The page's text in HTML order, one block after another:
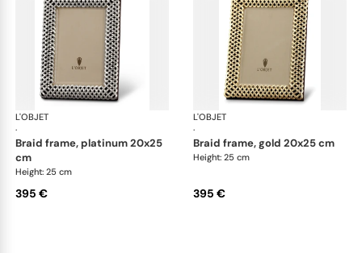
L'OBJET
·
Picture Frames
braid frame, platinum 20x25
cm
Height: 25 cm
395 €
L'OBJET
·
braid frame, gold 20x25 cm
Height: 25 cm
395 €